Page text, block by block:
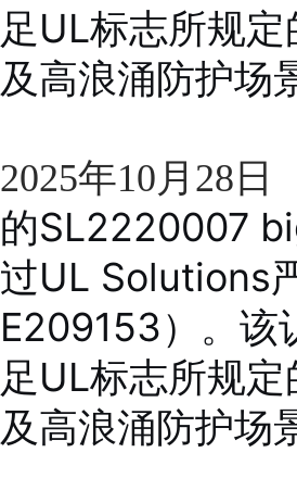
足UL标志所规
及高浪涌防护场
2025年10月28日
的SL2220007
过UL Solutions
E209153）。该
足UL标志所规
及高浪涌防护场